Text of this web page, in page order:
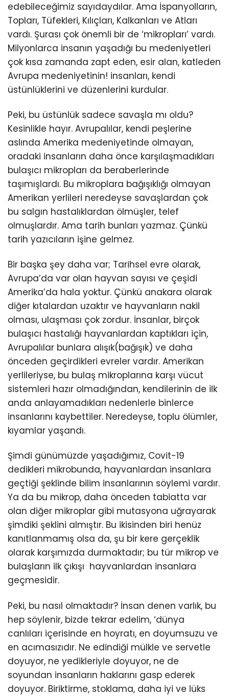
edebileceğimiz sayıdaydılar. Ama İspanyolların,
Topları, Tüfekleri, Kılıçları, Kalkanları ve Atları
vardı. Şurası çok önemli bir de ‘mikropları’ vardı.
Milyonlarca insanın yaşadığı bu medeniyetleri
çok kısa zamanda zapt eden, esir alan, katleden
Avrupa medeniyetinin! insanları, kendi
üstünlüklerini ve düzenlerini kurdular.
Peki, bu üstünlük sadece savaşla mı oldu?
Kesinlikle hayır. Avrupalılar, kendi peşlerine
aslında Amerika medeniyetinde olmayan,
oradaki insanların daha önce karşılaşmadıkları
bulaşıcı mikropları da beraberlerinde
taşımışlardı. Bu mikroplara bağışıklığı olmayan
Amerikan yerlileri neredeyse savaşlardan çok
bu salgın hastalıklardan ölmüşler, telef
olmuşlardır. Ama tarih bunları yazmaz. Çünkü
tarih yazıcıların işine gelmez.
Bir başka şey daha var; Tarihsel evre olarak,
Avrupa’da var olan hayvan sayısı ve çeşidi
Amerika’da hala yoktur. Çünkü anakara olarak
diğer kıtalardan uzaktır ve hayvanların nakil
olması, ulaşması çok zordur. İnsanlar, birçok
bulaşıcı hastalığı hayvanlardan kaptıkları için,
Avrupalılar bunlara alışık(bağışık) ve daha
önceden geçirdikleri evreler vardır. Amerikan
yerlileriyse, bu bulaş mikroplarına karşı vücut
sistemleri hazır olmadığından, kendilerinin de ilk
anda anlayamadıkları nedenlerle binlerce
insanlarını kaybettiler. Neredeyse, toplu ölümler,
kıyamlar yaşandı.
Şimdi günümüzde yaşadığımız, Covit-19
dedikleri mikrobunda, hayvanlardan insanlara
geçtiği şeklinde bilim insanlarının söylemi vardır.
Ya da bu mikrop, daha önceden tabiatta var
olan diğer mikroplar gibi mutasyona uğrayarak
şimdiki şeklini almıştır. Bu ikisinden biri henüz
kanıtlanmamış olsa da, şu bir kere gerçeklik
olarak karşımızda durmaktadır; bu tür mikrop ve
bulaşların ilk çıkışı hayvanlardan insanlara
geçmesidir.
Peki, bu nasıl olmaktadır? İnsan denen varlık, bu
hep söylenir, bizde tekrar edelim, ‘dünya
canlıları içerisinde en hoyratı, en doyumsuzu ve
en acımasızıdır. Ne edindiği mülkle ve servetle
doyuyor, ne yedikleriyle doyuyor, ne de
soyundan insanların haklarını gasp ederek
doyuyor. Biriktirme, stoklama, daha iyi ve lüks